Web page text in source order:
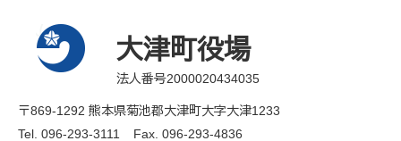
大津町役場
法人番号2000020434035
〒869-1292 熊本県菊池郡大津町大字大津1233
Tel. 096-293-3111
Fax. 096-293-4836